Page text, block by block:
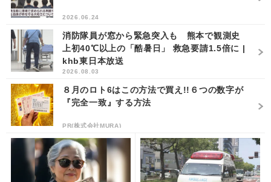
2026.06.24
消防隊員が窓から緊急突入も 熊本で観測史
上初40℃以上の「酷暑日」 救急要請1.5倍に |
khb東日本放送
2026.08.03
８月のロト6はこの方法で買え!!６つの数字が
『完全一致』する方法
PR(株式会社MURA)